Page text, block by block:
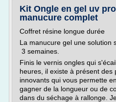
Kit Ongle en gel uv
manucure complet
Coffret résine longue durée
La manucure gel une solution
3 semaines.
Finis le vernis ongles qui
heures, il existe à présent des
innovants qui vous permette
gagner de la longueur ou de
dans du séchage à rallonge.